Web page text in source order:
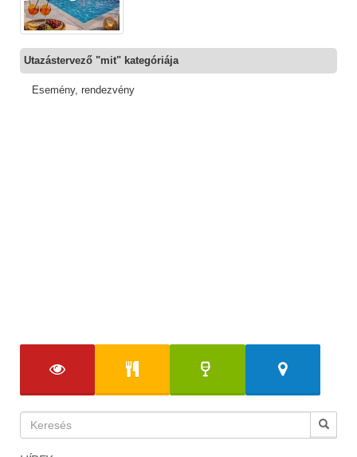
Utazástervező "mit" kategóriája
Esemény, rendezvény